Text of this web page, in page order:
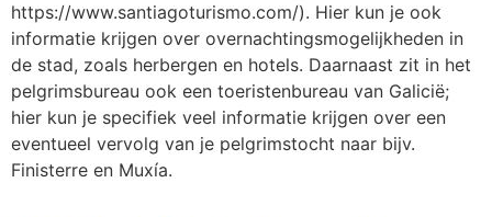
https://www.santiagoturismo.com/). Hier kun je ook
informatie krijgen over overnachtingsmogelijkheden in
de stad, zoals herbergen en hotels. Daarnaast zit in het
pelgrimsbureau ook een toeristenbureau van Galicië;
hier kun je specifiek veel informatie krijgen over een
eventueel vervolg van je pelgrimstocht naar bijv.
Finisterre en Muxía.